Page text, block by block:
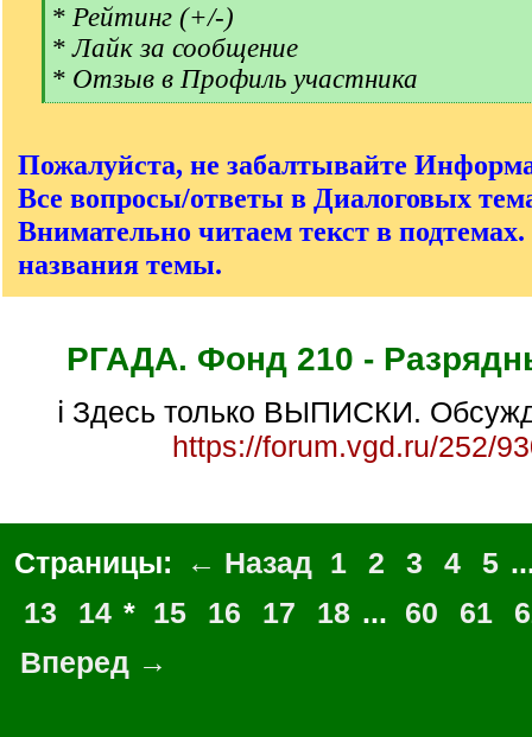
[
]
* Рейтинг (+/-)
* Лайк за сообщение
* Отзыв в Профиль участника
[
]
Пожалуйста, не забалтывайте
Все вопросы/ответы в Диалоговых
Внимательно читаем текст в
названия темы.
РГАДА. Фонд 210 -
ℹ Здесь только ВЫПИСКИ.
https://forum.vgd.ru/252/
Страницы: ← Назад 1 2 3 4 5
13
14 * 15 16 17 18 ... 60 61
Вперед →